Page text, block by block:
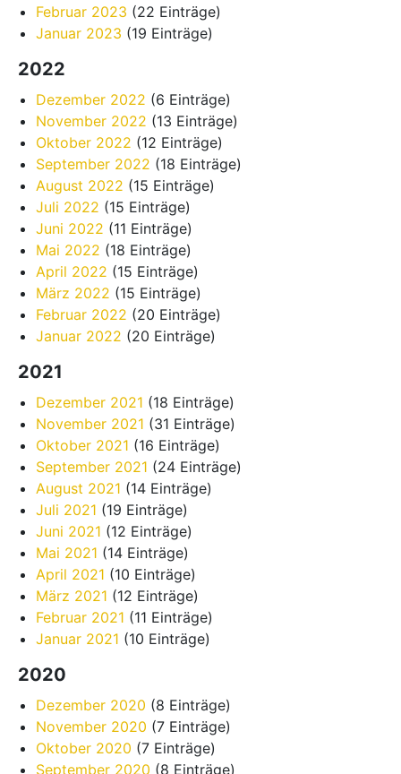
Februar 2023 (22 Einträge)
Januar 2023 (19 Einträge)
2022
Dezember 2022 (6 Einträge)
November 2022 (13 Einträge)
Oktober 2022 (12 Einträge)
September 2022 (18 Einträge)
August 2022 (15 Einträge)
Juli 2022 (15 Einträge)
Juni 2022 (11 Einträge)
Mai 2022 (18 Einträge)
April 2022 (15 Einträge)
März 2022 (15 Einträge)
Februar 2022 (20 Einträge)
Januar 2022 (20 Einträge)
2021
Dezember 2021 (18 Einträge)
November 2021 (31 Einträge)
Oktober 2021 (16 Einträge)
September 2021 (24 Einträge)
August 2021 (14 Einträge)
Juli 2021 (19 Einträge)
Juni 2021 (12 Einträge)
Mai 2021 (14 Einträge)
April 2021 (10 Einträge)
März 2021 (12 Einträge)
Februar 2021 (11 Einträge)
Januar 2021 (10 Einträge)
2020
Dezember 2020 (8 Einträge)
November 2020 (7 Einträge)
Oktober 2020 (7 Einträge)
September 2020 (8 Einträge)